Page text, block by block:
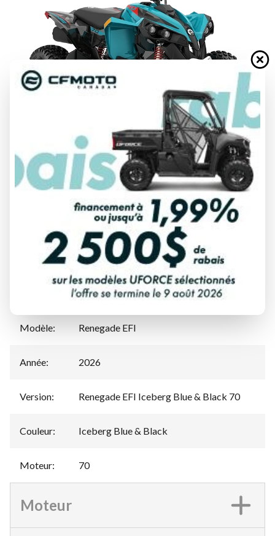
DEMANDE DE FINANCEMENT
ÉVALUATION DE VOTRE ÉCHANGE
Spécifications
Manufacturier:
Can-Am
Modèle: Renegade EFI
Année: 2026
Version: Renegade EFI Iceberg Blue & Black 70
Couleur: Iceberg Blue & Black
Moteur: 70
Moteur